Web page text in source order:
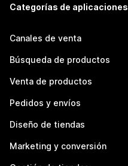
Categorías de aplicaciones
Canales de venta
Búsqueda de productos
Venta de productos
Pedidos y envíos
Diseño de tiendas
Marketing y conversión